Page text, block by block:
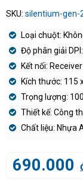
SKU: silentium-gen-
Loại chuột:
Độ phân giải
Kết nối:
Kích thước: 115
Trọng lượng:
Thiết kế: Công
Chất liệu: Nhựa
690.000